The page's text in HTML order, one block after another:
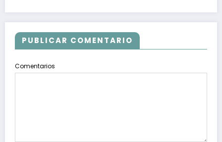
PUBLICAR COMENTARIO
Comentarios